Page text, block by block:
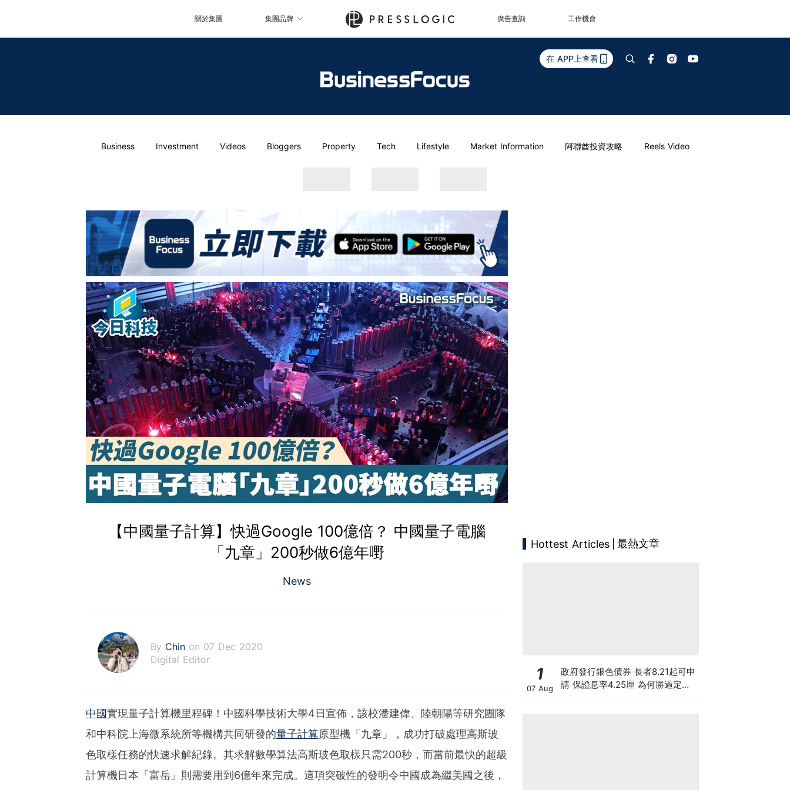
關於集團 集團品牌 廣告查詢 工作機會
在 APP上查看
Business Investment Videos Bloggers Property Tech Lifestyle Market Information 阿聯酋投資攻略 Reels Video
【中國量子計算】快過Google 100億倍？ 中國量子電腦
「九章」200秒做6億年嘢
News
By Chin on 07 Dec 2020
Digital Editor
中國實現量子計算機里程碑！ 中國科學技術大學4日宣佈，該校潘建偉、陸朝陽等研究團隊
和中科院上海微系統所等機構共同研發的量子計算原型機「九章」，成功打破處理高斯玻
色取樣任務的快速求解紀錄。其求解數學算法高斯玻色取樣只需200秒，而當前最快的超級
計算機日本「富岳」則需要用到6億年來完成。這項突破性的發明令中國成為繼美國之後，
Hottest Articles 最熱文章
1
07 Aug
政府發行銀色債券 長者8.21起可申
請 保證息率4.25厘 為何勝過定存